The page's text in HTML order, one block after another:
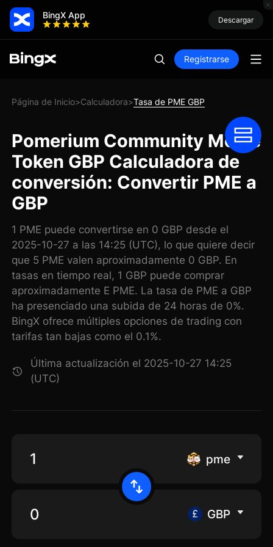
BingX App Descargar
Registrarse
Página de Inicio>Calculadora>Tasa de PME GBP
Pomerium Community Meme
Token GBP Calculadora de
conversión: Convertir PME a
GBP
1 PME puede convertirse en 0 GBP desde el
2025-10-27 a las 14:25 (UTC), lo que quiere decir
que 5 PME valen aproximadamente 0 GBP. En
tasas en tiempo real, 1 GBP puede comprar
aproximadamente E PME. La tasa de PME a GBP
ha presenciado una subida de 24 horas de 0%.
BingX ofrece múltiples opciones de trading con
tarifas tan bajas como el 0.1%.
Última actualización el 2025-10-27 14:25
(UTC)
pme
GBP